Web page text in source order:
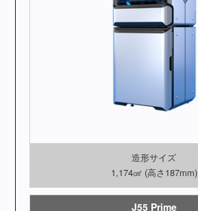
造形サイズ
1,174㎠ (高さ187mm)
J55 Prime